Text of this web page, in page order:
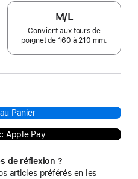
M/L
Convient aux tours de
poignet de 160 à 210 mm.
Panier
Apple Pay
de réflexion ?
articles préférés en les